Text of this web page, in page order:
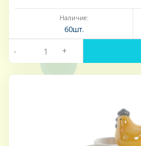
Наличие:
60шт.
- +